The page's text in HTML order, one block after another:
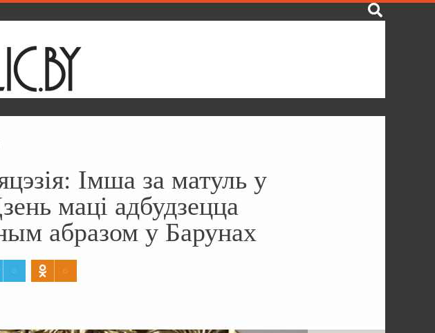
Імша за матуль у
маці адбудзецца
абразом у Барунах